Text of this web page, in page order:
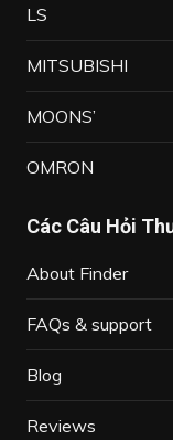
LS
MITSUBISHI
MOONS’
OMRON
Các Câu Hỏi
About Finder
FAQs & support
Blog
Reviews